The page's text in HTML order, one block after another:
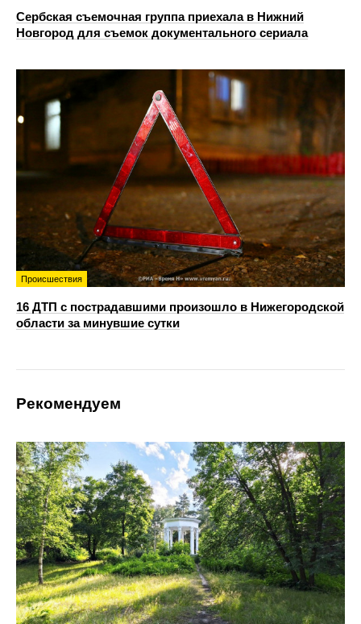
Сербская съемочная группа приехала в Нижний
Новгород для съемок документального сериала
Происшествия
16 ДТП с пострадавшими произошло в Нижегородской
области за минувшие сутки
Рекомендуем